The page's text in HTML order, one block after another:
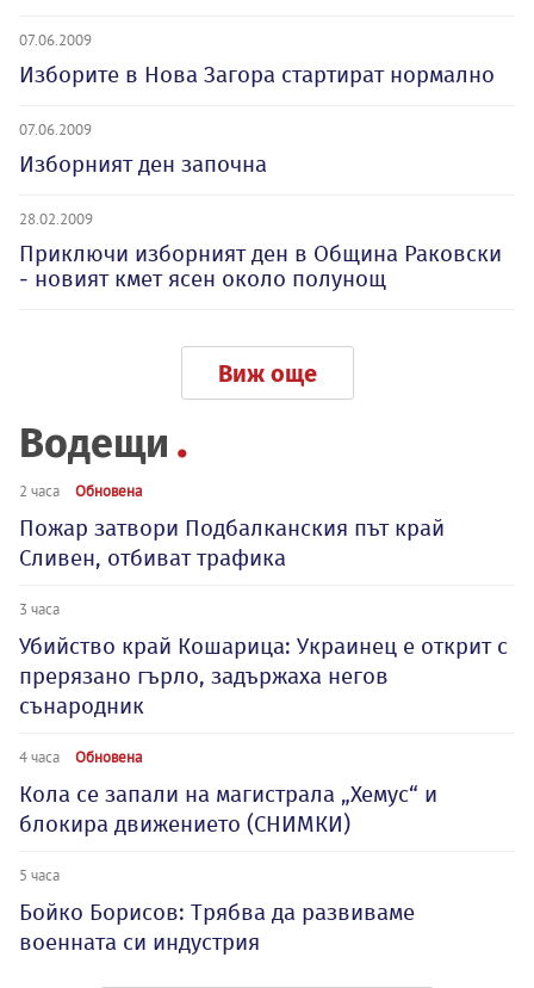
07.06.2009
Изборите в Нова Загора стартират нормално
07.06.2009
Изборният ден започна
28.02.2009
Приключи изборният ден в Община Раковски
- новият кмет ясен около полунощ
Виж още
Водещи
2 часа Обновена
Пожар затвори Подбалканския път край
Сливен, отбиват трафика
3 часа
Убийство край Кошарица: Украинец е открит с
прерязано гърло, задържаха негов
сънародник
4 часа Обновена
Кола се запали на магистрала „Хемус“ и
блокира движението (СНИМКИ)
5 часа
Бойко Борисов: Трябва да развиваме
военната си индустрия